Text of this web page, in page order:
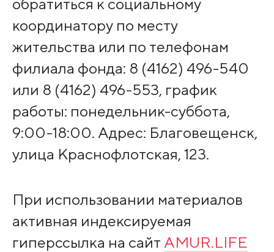
координатору по месту
жительства или по телефонам
филиала фонда: 8 (4162) 496-540
или 8 (4162) 496-553, график
работы: понедельник-суббота,
9:00-18:00. Адрес: Благовещенск,
улица Краснофлотская, 123.
При использовании материалов
активная индексируемая
гиперссылка на сайт AMUR.LIFE